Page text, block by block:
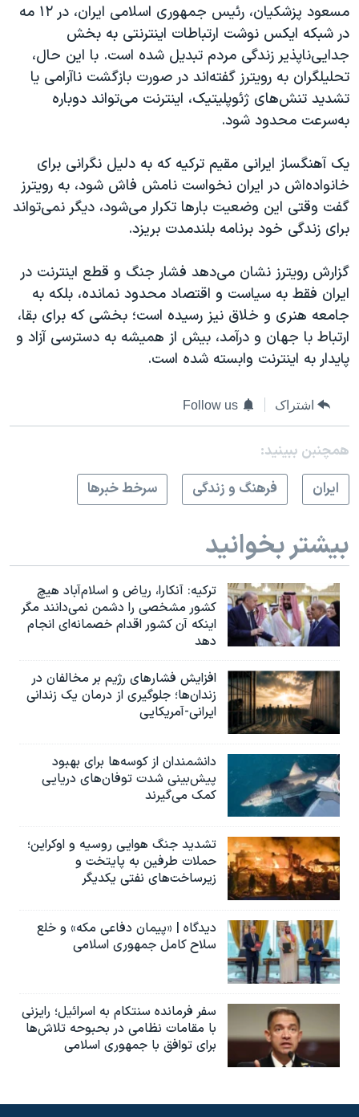
مسعود پزشکیان، رئیس جمهوری اسلامی ایران، در ۱۲ مه
در شبکه ایکس نوشت ارتباطات اینترنتی به بخش
جدایی‌ناپذیر زندگی مردم تبدیل شده است. با این حال،
تحلیلگران به رویترز گفته‌اند در صورت بازگشت ناآرامی یا
تشدید تنش‌های ژئوپلیتیک، اینترنت می‌تواند دوباره
به‌سرعت محدود شود.
یک آهنگساز ایرانی مقیم ترکیه که به دلیل نگرانی برای
خانواده‌اش در ایران نخواست نامش فاش شود، به رویترز
گفت وقتی این وضعیت بارها تکرار می‌شود، دیگر نمی‌تواند
برای زندگی خود برنامه بلندمدت بریزد.
گزارش رویترز نشان می‌دهد فشار جنگ و قطع اینترنت در
ایران فقط به سیاست و اقتصاد محدود نمانده، بلکه به
جامعه هنری و خلاق نیز رسیده است؛ بخشی که برای بقا،
ارتباط با جهان و درآمد، بیش از همیشه به دسترسی آزاد و
پایدار به اینترنت وابسته شده است.
اشتراک Follow us
همچنبن ببینید:
ايران
فرهنگ و زندگی سرخط خبرها
بیشتر بخوانید
ترکیه: آنکارا، ریاض و اسلام‌آباد هیچ
کشور مشخصی را دشمن نمی‌دانند مگر
اینکه آن کشور اقدام خصمانه‌ای انجام
دهد
افزایش فشارهای رژیم بر مخالفان در
زندان‌ها؛ جلوگیری از درمان یک زندانی
ایرانی-آمریکایی
دانشمندان از کوسه‌ها برای بهبود
پیش‌بینی شدت توفان‌های دریایی
کمک می‌گیرند
تشدید جنگ هوایی روسیه و اوکراین؛
حملات طرفین به پایتخت‌ و
زیرساخت‌های نفتی یکدیگر
دیدگاه | «پیمان دفاعی مکه» و خلع
سلاح کامل جمهوری اسلامی
سفر فرمانده سنتکام به اسرائیل؛ رایزنی
با مقامات نظامی در بحبوحه تلاش‌ها
برای توافق با جمهوری اسلامی